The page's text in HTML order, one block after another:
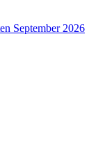
September 2026